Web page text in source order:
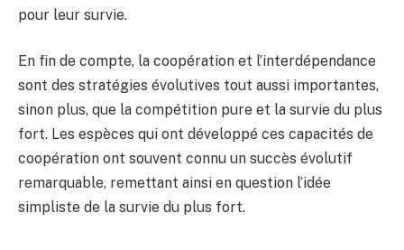
pour leur survie.
En fin de compte, la coopération et l’interdépendance
sont des stratégies évolutives tout aussi importantes,
sinon plus, que la compétition pure et la survie du plus
fort. Les espèces qui ont développé ces capacités de
coopération ont souvent connu un succès évolutif
remarquable, remettant ainsi en question l’idée
simpliste de la survie du plus fort.